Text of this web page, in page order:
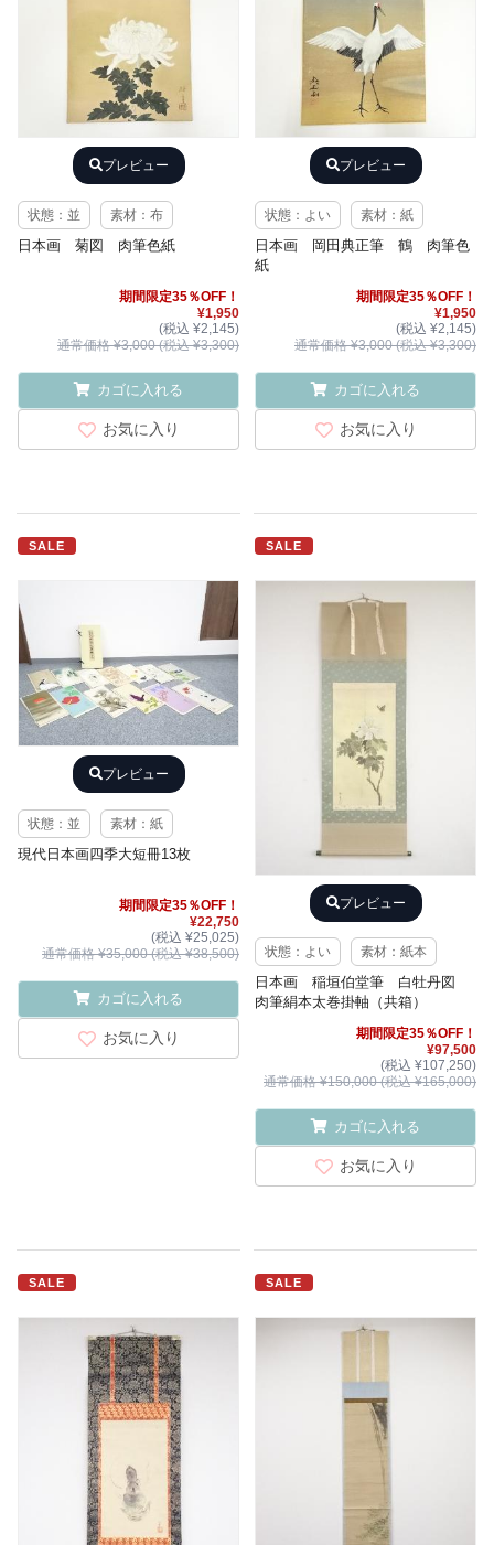
プレビュー
状態：並 素材：布
日本画 菊図 肉筆色紙
期間限定35％OFF！
¥1,950
(税込 ¥2,145)
通常価格 ¥3,000 (税込 ¥3,300)
カゴに入れる
お気に入り
プレビュー
状態：よい 素材：紙
日本画 岡田典正筆 鶴 肉筆色
紙
期間限定35％OFF！
¥1,950
(税込 ¥2,145)
通常価格 ¥3,000 (税込 ¥3,300)
カゴに入れる
お気に入り
SALE
プレビュー
状態：並 素材：紙
現代日本画四季大短冊13枚
期間限定35％OFF！
¥22,750
(税込 ¥25,025)
通常価格 ¥35,000 (税込 ¥38,500)
カゴに入れる
お気に入り
SALE
プレビュー
状態：よい 素材：紙本
日本画 稲垣伯堂筆 白牡丹図
肉筆絹本太巻掛軸（共箱）
期間限定35％OFF！
¥97,500
(税込 ¥107,250)
通常価格 ¥150,000 (税込 ¥165,000)
カゴに入れる
お気に入り
SALE SALE